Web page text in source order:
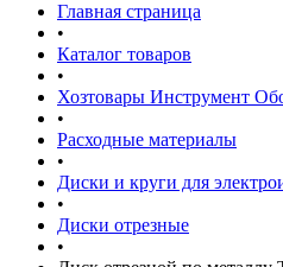
Главная страница
•
Каталог товаров
•
Хозтовары Инструмент
•
Расходные материалы
•
Диски и круги для
•
Диски отрезные
•